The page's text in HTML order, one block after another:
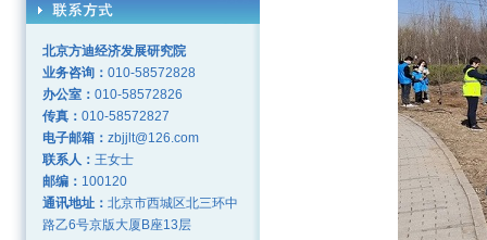
北京方迪经济发展研究院
业务咨询： 010-58572828
办公室： 010-58572826
传真： 010-58572827
电子邮箱： zbjjlt@126.com
联系人： 王女士
邮编： 100120
通讯地址： 北京市西城区北三环中
路乙6号京版大厦B座13层